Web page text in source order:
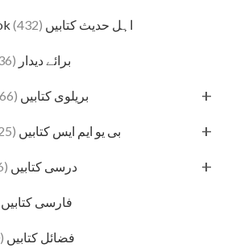
Ahle Hadees Book اہل حدیث کتابیں (432)
Barae Deedar برائے دیدار (136)
Barelvi Books بریلوی کتابیں (666) +
BUMS Books بی یو ایم ایس کتابیں (125) +
Darsi Books درسی کتابیں (926) +
Farsi Books فارسی کتابیں
Fazail Books فضائل کتابیں (20)